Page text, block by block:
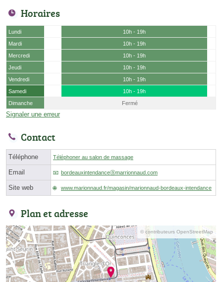
Horaires
Lundi
10h - 19h
Mardi
10h - 19h
Mercredi
10h - 19h
Jeudi
10h - 19h
Vendredi
10h - 19h
Samedi
10h - 19h
Dimanche
Fermé
Signaler une erreur
Contact
Téléphone Téléphoner au salon de massage
Email bordeauxintendanceⓐmarrionnaud.com
Site web www.marionnaud.fr/magasin/marionnaud-bordeaux-intendance
Plan et adresse
© contributeurs OpenStreetMap